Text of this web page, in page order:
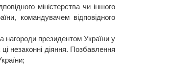
міністерства чи іншого
командувачем відповідного
президентом України у
незаконні діяння. Позбавлення